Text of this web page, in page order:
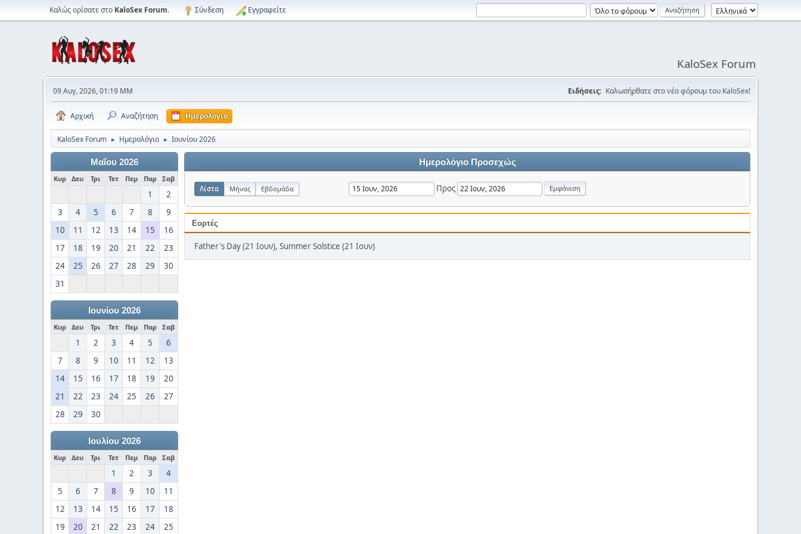
Καλώς ορίσατε στο KaloSex Forum. Σύνδεση Εγγραφείτε
KaloSex Forum
09 Αυγ, 2026, 01:19 ΜΜ Ειδήσεις: Καλωσήρθατε στο νέο φόρουμ του KaloSex!
Αρχική Αναζήτηση Ημερολόγιο
KaloSex Forum ► Ημερολόγιο ► Ιουνίου 2026
Μαΐου 2026
Κυρ Δευ Τρι Τετ Πεμ Παρ Σαβ
1
2
3
4 5 6 7 8
9
10
11 12 13 14 15
16
17
18 19 20 21 22
23
24
25 26 27 28 29
30
31
Ιουνίου 2026
Κυρ Δευ Τρι Τετ Πεμ Παρ Σαβ
1 2 3 4 5
6
7
8 9 10 11 12
13
14
15 16 17 18 19
20
21
22 23 24 25 26
27
28
29 30
Ιουλίου 2026
Κυρ Δευ Τρι Τετ Πεμ Παρ Σαβ
1 2 3
4
5
6 7 8 9 10
11
12
13 14 15 16 17
18
19
20 21 22 23 24 25
Ημερολόγιο Προσεχώς
Λίστα Μήνας Εβδομάδα Προς
Εορτές
Father's Day (21 Ιουν), Summer Solstice (21 Ιουν)